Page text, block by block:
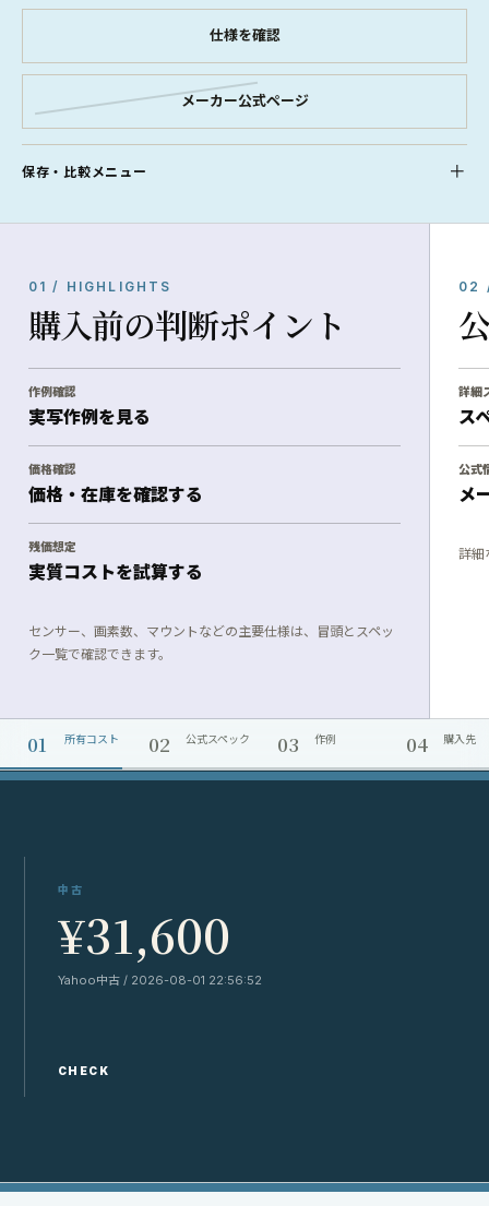
仕様を確認
メーカー公式ページ
保存・比較メニュー
01 / HIGHLIGHTS
購入前の判断ポイント
作例確認
実写作例を見る
価格確認
価格・在庫を確認する
残価想定
実質コストを試算する
センサー、画素数、マウントなどの主要仕様は、冒頭とスペッ
ク一覧で確認できます。
02
詳細
ス
公式
メ
詳細
01 所有コスト 02 公式スペック 03 作例 04 購入先
中古
¥31,600
Yahoo中古 / 2026-08-01 22:56:52
CHECK